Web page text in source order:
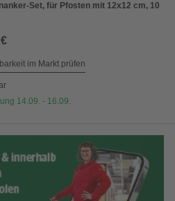
Set, für Pfosten mit 12x12 cm, 10
im Markt prüfen
14.09. - 16.09.